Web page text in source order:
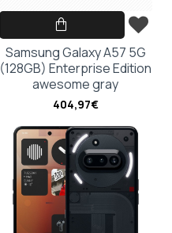
Samsung Galaxy A57 5G
(128GB) Enterprise Edition
awesome gray
404,97€